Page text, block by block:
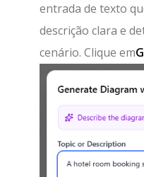
entrada de texto
descrição clara e
cenário. Clique em